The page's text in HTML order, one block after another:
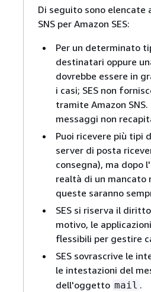
Di seguito sono
SNS per Amazon SES:
Per un determinato
destinatari oppure
dovrebbe essere in
i casi; SES non
tramite Amazon
messaggi non
Puoi ricevere più tipi
server di posta
consegna), ma dopo
realtà di un
queste saranno
SES si riserva il
motivo, le
flessibili per gestire
SES sovrascrive le
le intestazioni del
dell'oggetto mail .